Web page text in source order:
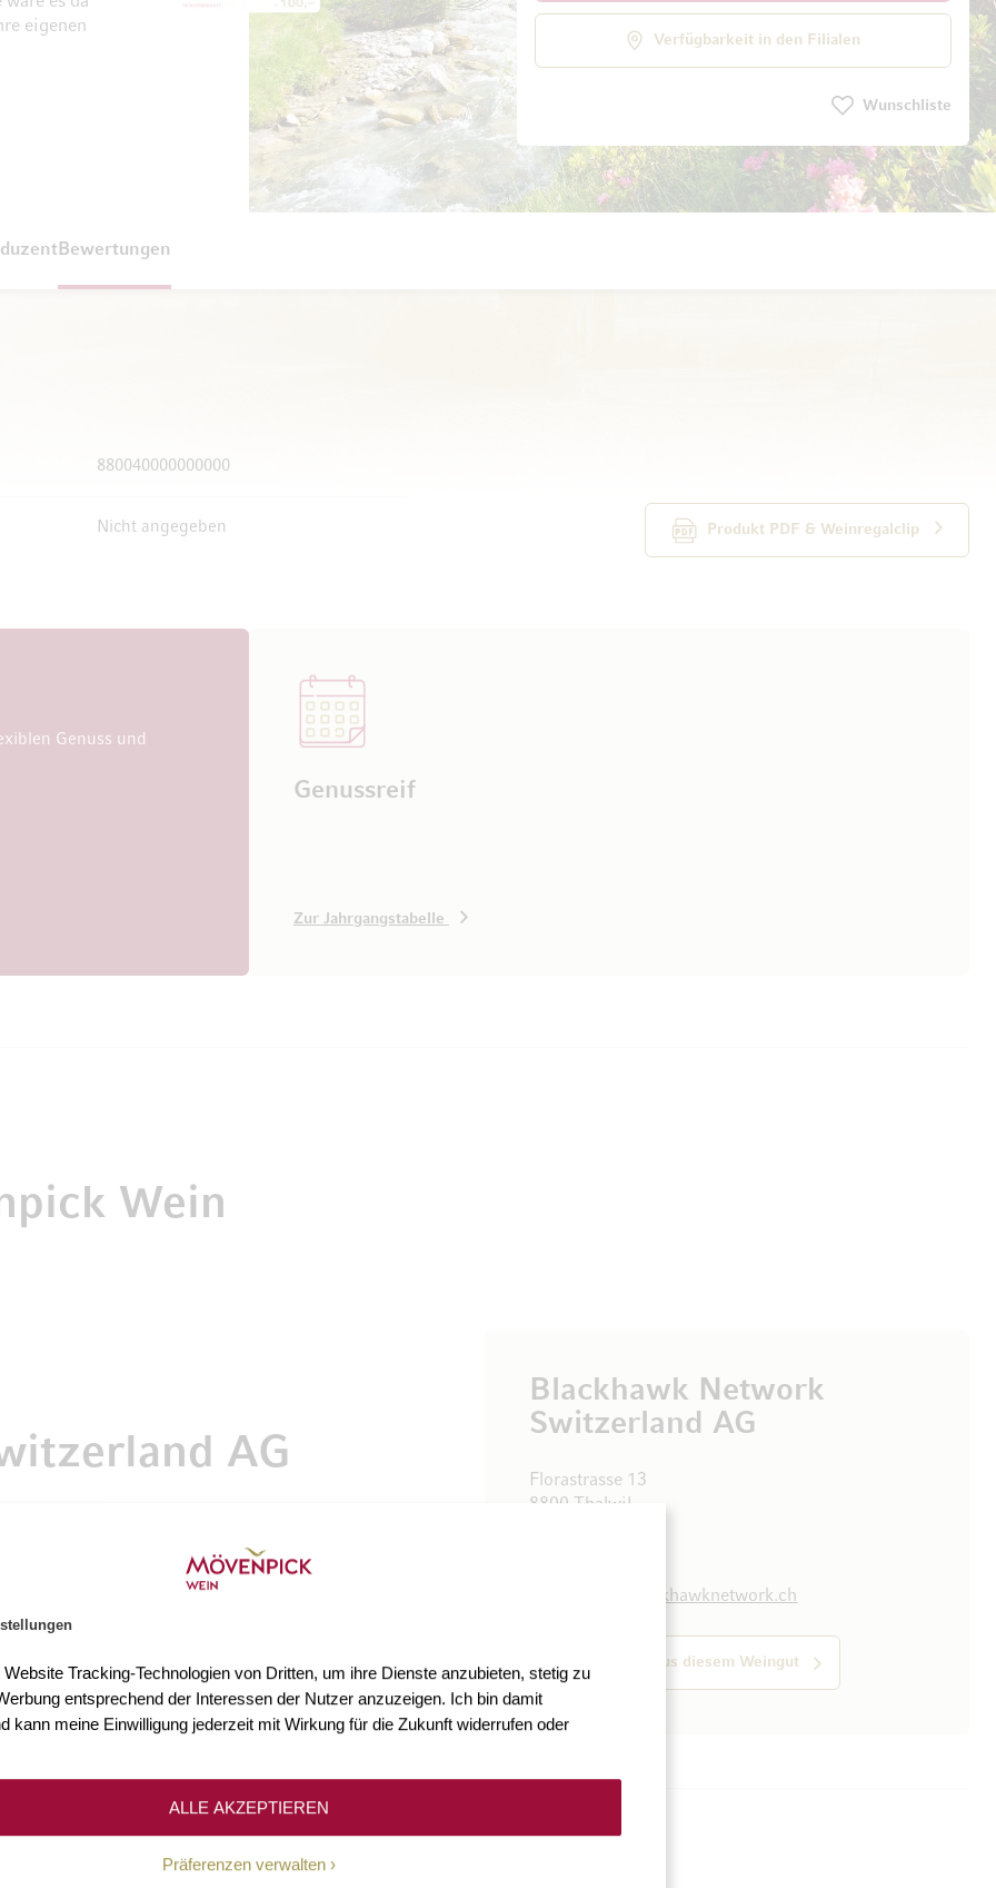
Tracking-Technologien von Dritten, um ihre Dienste anzubieten, stetig zu
entsprechend der Interessen der Nutzer anzuzeigen. Ich bin damit
kann meine Einwilligung jederzeit mit Wirkung für die Zukunft widerrufen oder
Präferenzen verwalten
ALLE AKZEPTIEREN
eigenen
Verfügbarkeit in den Filialen
Wunschliste
Bewertungen
Produkt PDF & Weinregalclip
880040000000000
Nicht angegeben
Genuss und
Genussreif
Zur Jahrgangstabelle
Wein
Blackhawk Network
Switzerland AG
Florastrasse 13
8800 Thalwil
https://www.blackhawknetwork.ch
Alle Produkte aus diesem Weingut
AG